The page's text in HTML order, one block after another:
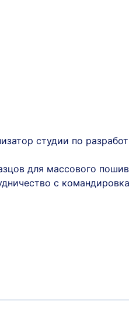
студии по
для массового
с